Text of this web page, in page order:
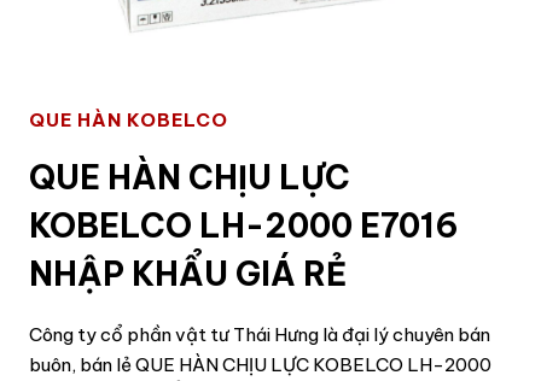
QUE HÀN KOBELCO
QUE HÀN CHỊU LỰC
KOBELCO LH-2000 E7016
NHẬP KHẨU GIÁ RẺ
Công ty cổ phần vật tư Thái Hưng là đại lý chuyên bán
buôn, bán lẻ QUE HÀN CHỊU LỰC KOBELCO LH-2000